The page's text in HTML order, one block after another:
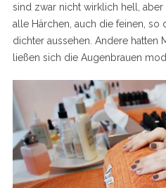
sind zwar nicht wirklich hell,
alle Härchen, auch die feinen, so
dichter aussehen. Andere hatten
ließen sich die Augenbrauen